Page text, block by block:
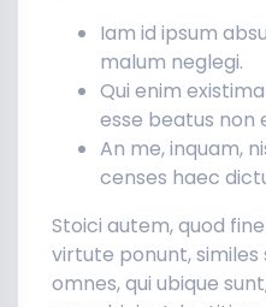
Iam id ipsum
malum neglegi.
Qui enim
esse beatus non
An me, inquam,
censes haec
Stoici autem, quod
virtute ponunt, similes
omnes, qui ubique